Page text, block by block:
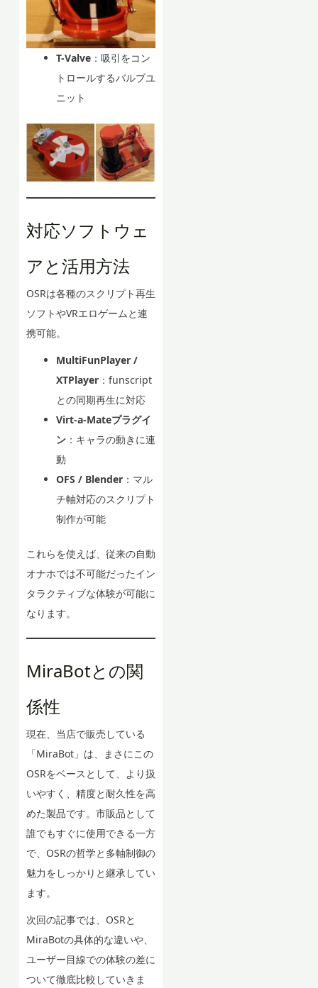
T-Valve：吸引をコン
トロールするバルブユ
ニット
対応ソフトウェ
アと活用方法
OSRは各種のスクリプト再生
ソフトやVRエロゲームと連
携可能。
MultiFunPlayer /
XTPlayer：funscript
との同期再生に対応
Virt-a-Mateプラグイ
ン：キャラの動きに連
動
OFS / Blender：マル
チ軸対応のスクリプト
制作が可能
これらを使えば、従来の自動
オナホでは不可能だったイン
タラクティブな体験が可能に
なります。
MiraBotとの関
係性
現在、当店で販売している
「MiraBot」は、まさにこの
OSRをベースとして、より扱
いやすく、精度と耐久性を高
めた製品です。市販品として
誰でもすぐに使用できる一方
で、OSRの哲学と多軸制御の
魅力をしっかりと継承してい
ます。
次回の記事では、OSRと
MiraBotの具体的な違いや、
ユーザー目線での体験の差に
ついて徹底比較していきま